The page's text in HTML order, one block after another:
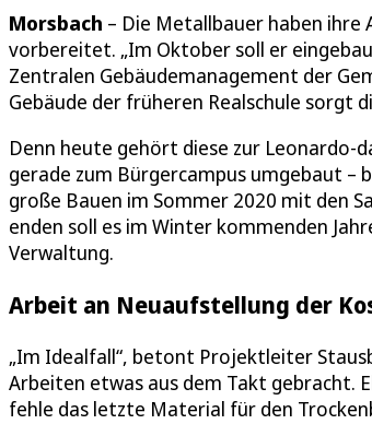
Morsbach – Die Metallbauer haben ihre
vorbereitet. „Im Oktober soll er
Zentralen Gebäudemanagement der
Gebäude der früheren Realschule sorgt
Denn heute gehört diese zur Leonardo-
gerade zum Bürgercampus umgebaut –
große Bauen im Sommer 2020 mit den
enden soll es im Winter kommenden
Verwaltung.
Arbeit an Neuaufstellung der
„Im Idealfall“, betont Projektleiter
Arbeiten etwas aus dem Takt gebracht.
fehle das letzte Material für den